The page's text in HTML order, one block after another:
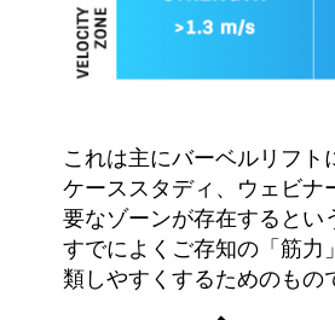
これは主にバーベルリフト
ケーススタディ、ウェビナ
要なゾーンが存在するとい
すでによくご存知の「筋力
類しやすくするためのもの